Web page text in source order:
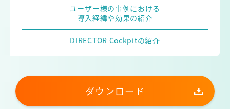
ユーザー様の事例における
導入経緯や効果の紹介
DIRECTOR Cockpitの紹介
ダウンロード